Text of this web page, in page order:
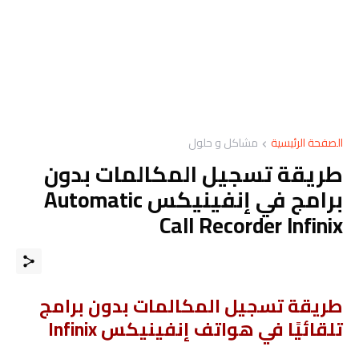
الصفحة الرئيسية مشاكل و حلول
طريقة تسجيل المكالمات بدون
برامج في إنفينيكس Automatic
Call Recorder Infinix
طريقة تسجيل المكالمات بدون برامج
تلقائيًا في هواتف إنفينيكس Infinix